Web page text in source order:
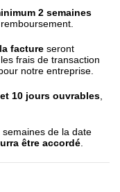
2 semaines
facture seront
frais de transaction
notre entreprise.
10 jours ouvrables
semaines de la date
être accordé